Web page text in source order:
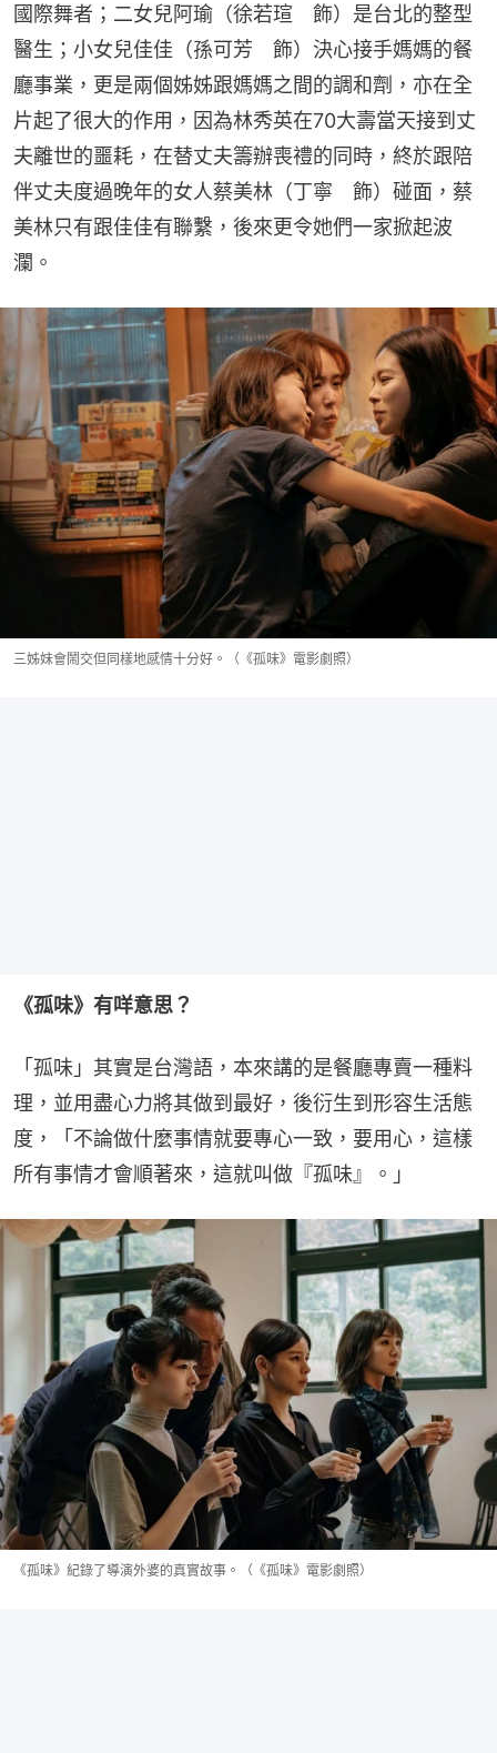
國際舞者；二女兒阿瑜（徐若瑄　飾）是台北的整型
醫生；小女兒佳佳（孫可芳　飾）決心接手媽媽的餐
廳事業，更是兩個姊姊跟媽媽之間的調和劑，亦在全
片起了很大的作用，因為林秀英在70大壽當天接到丈
夫離世的噩耗，在替丈夫籌辦喪禮的同時，終於跟陪
伴丈夫度過晚年的女人蔡美林（丁寧　飾）碰面，蔡
美林只有跟佳佳有聯繫，後來更令她們一家掀起波
瀾。
三姊妹會鬧交但同樣地感情十分好。（《孤味》電影劇照）
《孤味》有咩意思？
「孤味」其實是台灣語，本來講的是餐廳專賣一種料
理，並用盡心力將其做到最好，後衍生到形容生活態
度，「不論做什麼事情就要專心一致，要用心，這樣
所有事情才會順著來，這就叫做『孤味』。」
《孤味》紀錄了導演外婆的真實故事。（《孤味》電影劇照）